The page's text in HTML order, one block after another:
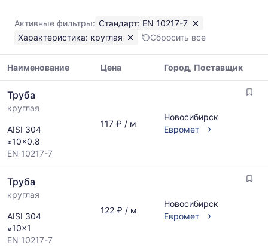
EN
10217-
7
Показаны
минимальная,
максимальная
цена
по
данным
прайс-
за
последний
Статистика
рассчитывается
по
Активные фильтры: Стандарт: EN 10217-7
Характеристика: круглая
Сбросить все
цен
на
указанием
ГОСТ,
размеров
поставщиков
запросу
Наименование Цена Город, Поставщик
Труба
круглая
AISI 304
⌀10x0.8
EN 10217-7
117 ₽ / м
Новосибирск
Евромет
›
Труба
круглая
AISI 304
⌀10x1
EN 10217-7
122 ₽ / м
Новосибирск
Евромет
›